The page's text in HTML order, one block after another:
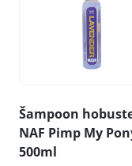
Šampoon
NAF Pimp My
500ml